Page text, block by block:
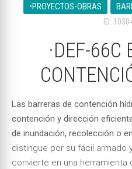
•PROYECTOS-OBRAS
ID:
·DEF-66C
Las barreras de contención
contención y dirección
de inundación, recolección o
distingue por su fácil armado
convierte en una